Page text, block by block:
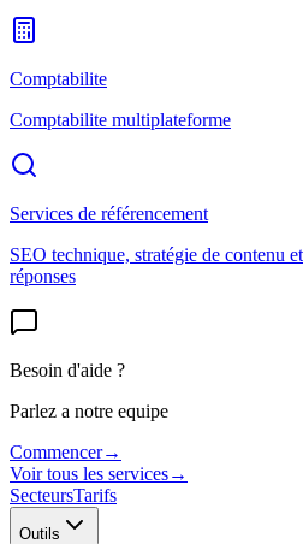
Comptabilite
Comptabilite multiplateforme
Services de référencement
SEO technique, stratégie de contenu
réponses
Besoin d'aide ?
Parlez a notre equipe
Commencer→
Voir tous les services→
SecteursTarifs
Outils